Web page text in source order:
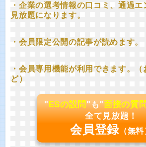
・企業の選考情報の口コミ、通過
見放題になります。
・会員限定公開の記事が読めます。
・会員専用機能が利用できます。
ど）
"ESの設問"も"面接の質
全て見放題！
会員登録 （無料